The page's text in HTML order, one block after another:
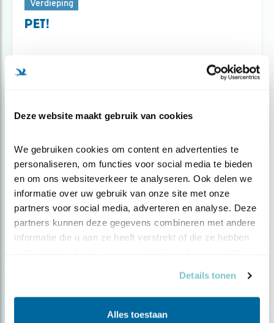
Deze website maakt gebruik van cookies
We gebruiken cookies om content en advertenties te
personaliseren, om functies voor social media te bieden
en om ons websiteverkeer te analyseren. Ook delen we
informatie over uw gebruik van onze site met onze
partners voor social media, adverteren en analyse. Deze
partners kunnen deze gegevens combineren met andere
informatie die u aan ze heeft verstrekt of die ze hebben
Details tonen
Alles toestaan
Verdieping
PET!
Door Ruud van Beusekom